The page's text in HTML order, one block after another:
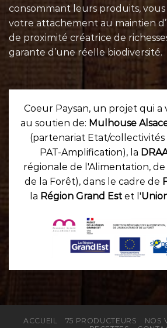
consommant leurs produits,
votre attachement au maintien
de proximité créatrice de
garante d’une réelle biodiversité.
Coeur Paysan, un projet qui a
au soutien de: Mulhouse
(partenariat Etat/collectivités
PAT-Amplification), la
régionale de l'Alimentation,
de la Forêt), dans le cadre de
la Région Grand Est et l'
ACCUEIL 75 PRODUCTEURS NOS